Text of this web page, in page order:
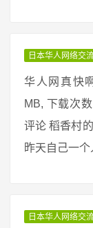
日本华人网络交
华人网真快
MB, 下载次
评论 稻香村
昨天自己一
日本华人网络交